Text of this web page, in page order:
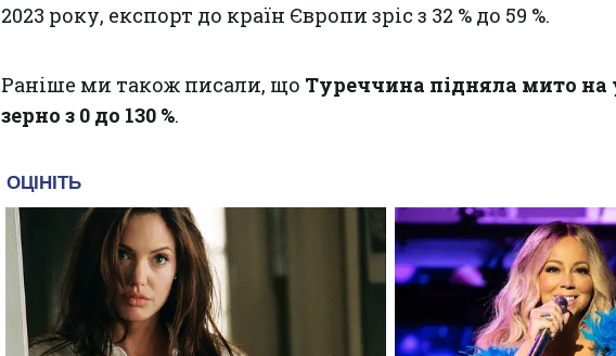
2023 року, експорт до країн Європи зріс з 32 % до 59 %.
Раніше ми також писали, що Туреччина підняла мито на
зерно з 0 до 130 %.